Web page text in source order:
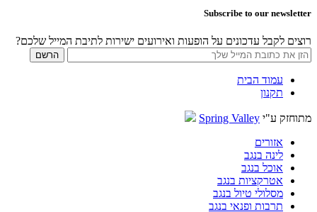
Subscribe to our newsletter
רוצים לקבל עדכונים על הופעות ואירועים ישירות לתיבת המייל שלכם?
עמוד הבית
תקנון
מתוחזק ע"י Spring Valley
אזורים
לינה בנגב
אוכל בנגב
אטרקציות בנגב
מסלולי טיול בנגב
תרבות ופנאי בנגב